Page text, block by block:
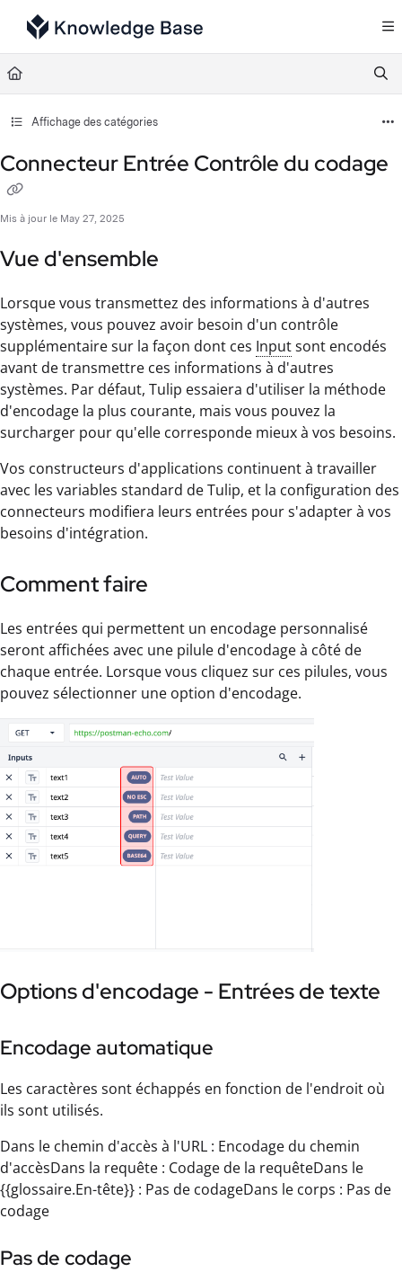
Documentation Index
Fetch the complete documentation index at:
Use this file to discover all available pages before exploring further.
Affichage des catégories
Connecteur Entrée Contrôle du codage
Mis à jour le May 27, 2025
Vue d'ensemble
Lorsque vous transmettez des informations à d'autres
systèmes, vous pouvez avoir besoin d'un contrôle
supplémentaire sur la façon dont ces Inputsont encodés
avant de transmettre ces informations à d'autres
systèmes. Par défaut, Tulip essaiera d'utiliser la méthode
d'encodage la plus courante, mais vous pouvez la
surcharger pour qu'elle corresponde mieux à vos besoins.
Vos constructeurs d'applications continuent à travailler
avec les variables standard de Tulip, et la configuration des
connecteurs modifiera leurs entrées pour s'adapter à vos
besoins d'intégration.
Comment faire
Les entrées qui permettent un encodage personnalisé
seront affichées avec une pilule d'encodage à côté de
chaque entrée. Lorsque vous cliquez sur ces pilules, vous
pouvez sélectionner une option d'encodage.
Options d'encodage - Entrées de texte
Encodage automatique
Les caractères sont échappés en fonction de l'endroit où
ils sont utilisés.
Dans le chemin d'accès à l'URL : Encodage du chemin
d'accèsDans la requête : Codage de la requêteDans le
{{glossaire.En-tête}} : Pas de codageDans le corps : Pas de
codage
Pas de codage